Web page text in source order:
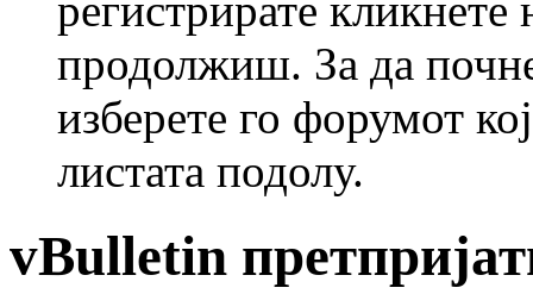
регистрирате кликнете
продолжиш. За да
изберете го форумот
листата подолу.
vBulletin